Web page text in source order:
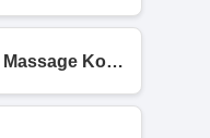
Dream Bodyworks | 지압 Skincare Massage Koreatown